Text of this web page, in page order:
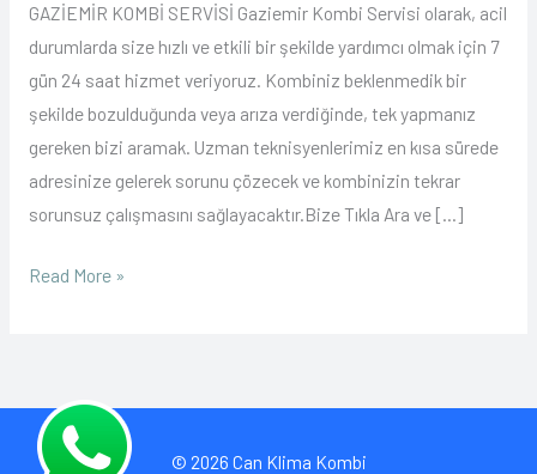
GAZİEMİR KOMBİ SERVİSİ Gaziemir Kombi Servisi olarak, acil
durumlarda size hızlı ve etkili bir şekilde yardımcı olmak için 7
gün 24 saat hizmet veriyoruz. Kombiniz beklenmedik bir
şekilde bozulduğunda veya arıza verdiğinde, tek yapmanız
gereken bizi aramak. Uzman teknisyenlerimiz en kısa sürede
adresinize gelerek sorunu çözecek ve kombinizin tekrar
sorunsuz çalışmasını sağlayacaktır.Bize Tıkla Ara ve […]
Read More »
© 2026 Can Klima Kombi